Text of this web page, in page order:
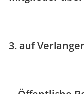
3. auf